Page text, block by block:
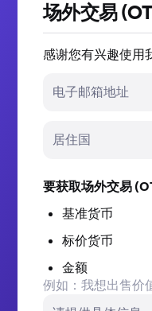
场外交易
感谢您有兴趣使用
电子邮箱地址
居住国
要获取场外交易
基准货币
标价货币
金额
例如：我想出售价